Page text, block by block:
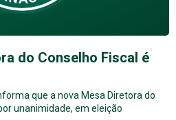
do Conselho Fiscal é
que a nova Mesa Diretora do
unanimidade, em eleição